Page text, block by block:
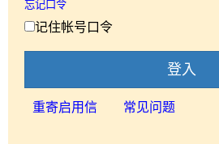
忘记口令
记住帐号口令
登入
重寄启用信 常见问题